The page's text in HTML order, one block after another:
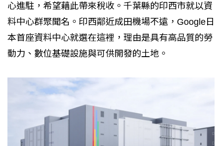
心進駐，希望藉此帶來稅收。千葉縣的印西市就以資
料中心群聚聞名。印西鄰近成田機場不遠，Google日
本首座資料中心就選在這裡，理由是具有高品質的勞
動力、數位基礎設施與可供開發的土地。